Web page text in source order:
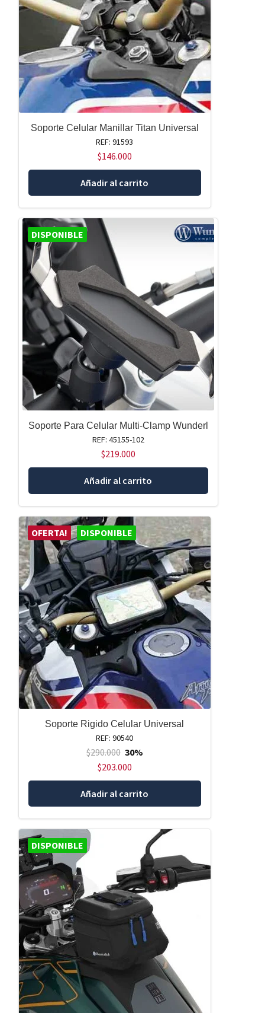
Soporte Celular Manillar Titan Universal
REF: 91593
$146.000
Añadir al carrito
DISPONIBLE
Soporte Para Celular Multi-Clamp Wunderl
REF: 45155-102
$219.000
Añadir al carrito
OFERTA! DISPONIBLE
Soporte Rigido Celular Universal
REF: 90540
$290.000 30%
$203.000
Añadir al carrito
DISPONIBLE